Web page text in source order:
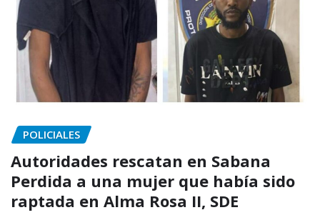
POLICIALES
Autoridades rescatan en Sabana
Perdida a una mujer que había sido
raptada en Alma Rosa II, SDE